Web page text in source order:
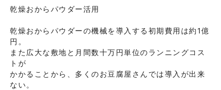
乾燥おからパウダー活用
乾燥おからパウダーの機械を導入する初期費用は約1億
円。
また広大な敷地と月間数十万円単位のランニングコス
トが
かかることから、多くのお豆腐屋さんでは導入が出来
ない。